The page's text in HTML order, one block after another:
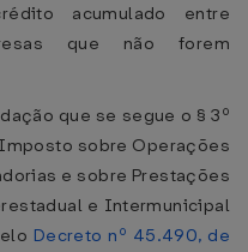
acumulado entre
que não forem
que se segue o § 3º
sobre Operações
e sobre Prestações
e Intermunicipal
Decreto nº 45.490, de